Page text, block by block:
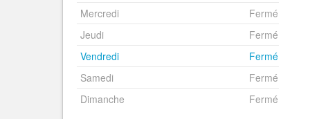
Mercredi
Fermé
Jeudi
Fermé
Vendredi
Fermé
Samedi
Fermé
Dimanche
Fermé